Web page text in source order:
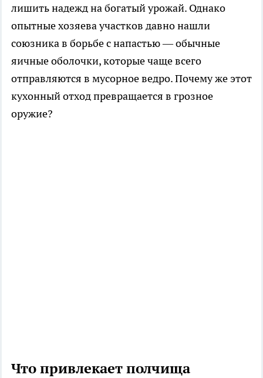
лишить надежд на богатый урожай. Однако
опытные хозяева участков давно нашли
союзника в борьбе с напастью — обычные
яичные оболочки, которые чаще всего
отправляются в мусорное ведро. Почему же этот
кухонный отход превращается в грозное
оружие?
Что привлекает полчища